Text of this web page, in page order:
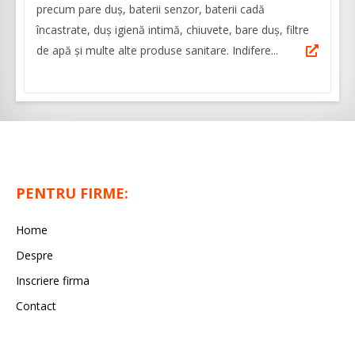
precum pare duș, baterii senzor, baterii cadă
încastrate, duș igienă intimă, chiuvete, bare duș, filtre
de apă și multe alte produse sanitare. Indifere...
PENTRU FIRME:
Home
Despre
Inscriere firma
Contact